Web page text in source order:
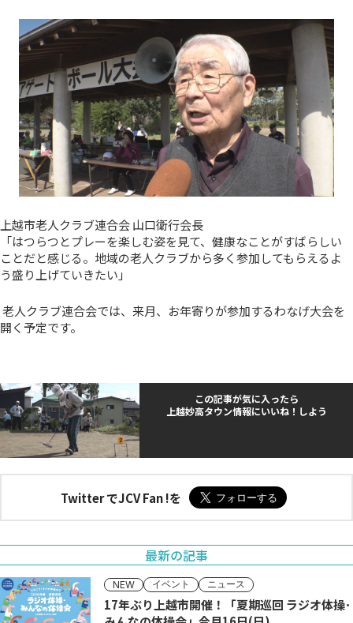
上越市老人クラブ連合会 山口衛行会長
「はつらつとプレーを楽しむ姿を見て、健康なことがすばらしい
ことだと感じる。地域の老人クラブから多く参加してもらえるよ
う盛り上げていきたい」
老人クラブ連合会では、来月、お年寄りが参加するわなげ大会を
開く予定です。
この記事が気に入ったら
上越妙高タウン情報にいいね！しよう
Twitter でJCV Fan !を
最新の記事
NEW イベント ニュース
17年ぶり上越市開催！「夏期巡回 ラジオ体操･